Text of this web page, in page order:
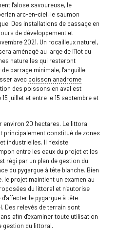
l'alose savoureuse, le
arc-en-ciel, le saumon
Des installations de passage en
de développement et
2021. Un rocailleux naturel,
aménagé au large de l'îlot du
naturelles qui resteront
barrage minimale, l'anguille
avec poisson anadrome
des poissons en aval est
juillet et entre le 15 septembre et
environ 20 hectares. Le littoral
principalement constitué de zones
industrielles. Il n'existe
entre les eaux du projet et les
régi par un plan de gestion du
du pygargue à tête blanche. Bien
le projet maintient un examen au
du littoral et n'autorise
le pygargue à tête
Des relevés de terrain sont
afin d'examiner toute utilisation
gestion du littoral.